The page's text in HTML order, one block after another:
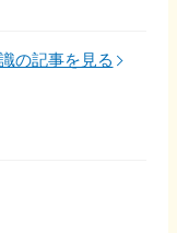
の記事を見る